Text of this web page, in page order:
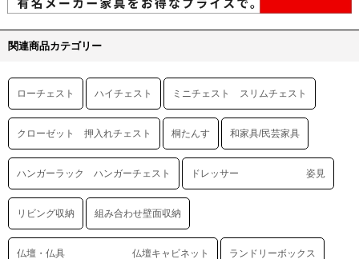
関連商品カテゴリー
ローチェスト ハイチェスト ミニチェスト スリムチェスト
クローゼット 押入れチェスト 桐たんす 和家具/民芸家具
ハンガーラック ハンガーチェスト ドレッサー 姿見
リビング収納 組み合わせ壁面収納
仏壇・仏具 仏壇キャビネット ランドリーボックス